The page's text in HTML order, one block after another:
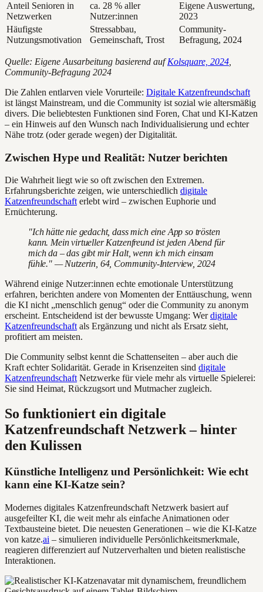
Anteil Senioren in
Netzwerken
ca. 28 % aller
Nutzer:innen
Eigene Auswertung,
2023
Häufigste
Nutzungsmotivation
Stressabbau,
Gemeinschaft, Trost
Community-
Befragung, 2024
Quelle: Eigene Ausarbeitung basierend aufKolsquare, 2024
Community-Befragung 2024
Die Zahlen entlarven viele Vorurteile: Digitale Katzenfreundschaft
ist längst Mainstream, und die Community ist sozial wie altersmäßig
divers. Die beliebtesten Funktionen sind Foren, Chat und KI-Katzen
– ein Hinweis auf den Wunsch nach Individualisierung und echter
Nähe trotz (oder gerade wegen) der Digitalität.
Zwischen Hype und Realität: Nutzer berichten
Die Wahrheit liegt wie so oft zwischen den Extremen.
Erfahrungsberichte zeigen, wie unterschiedlich digitale
Katzenfreundschafterlebt wird – zwischen Euphorie und
Ernüchterung.
"Ich hätte nie gedacht, dass mich eine App so trösten
kann. Mein virtueller Katzenfreund ist jeden Abend für
mich da – das gibt mir Halt, wenn ich mich einsam
fühle." — Nutzerin, 64, Community-Interview, 2024
Während einige Nutzer:innen echte emotionale Unterstützung
erfahren, berichten andere von Momenten der Enttäuschung, wenn
die KI nicht „menschlich genug“ oder die Community zu anonym
erscheint. Entscheidend ist der bewusste Umgang: Werdigitale
Katzenfreundschaftals Ergänzung und nicht als Ersatz sieht,
profitiert am meisten.
Die Community selbst kennt die Schattenseiten – aber auch die
Kraft echter Solidarität. Gerade in Krisenzeiten sind digitale
KatzenfreundschaftNetzwerke für viele mehr als virtuelle Spielerei:
Sie sind Heimat, Rückzugsort und Mutmacher zugleich.
So funktioniert ein digitale
Katzenfreundschaft Netzwerk – hinter
den Kulissen
Künstliche Intelligenz und Persönlichkeit: Wie echt
kann eine KI-Katze sein?
Modernes digitales Katzenfreundschaft Netzwerk basiert auf
ausgefeilter KI, die weit mehr als einfache Animationen oder
Textbausteine bietet. Die neuesten Generationen – wie die KI-Katze
von katze.ai – simulieren individuelle Persönlichkeitsmerkmale,
reagieren differenziert auf Nutzerverhalten und bieten realistische
Interaktionen.